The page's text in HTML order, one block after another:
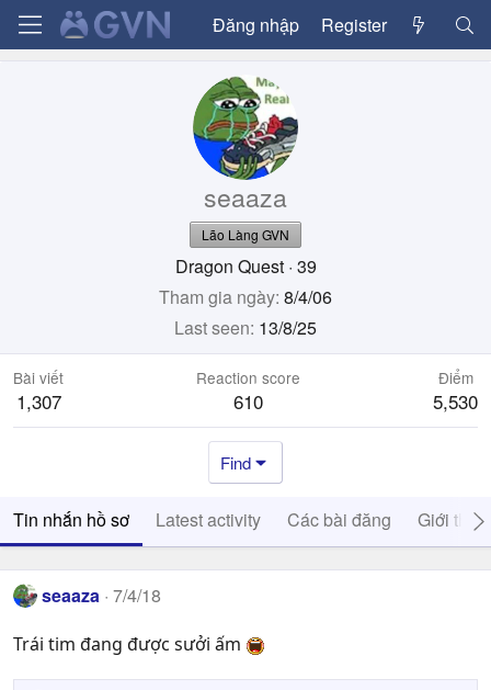
Đăng nhập Register
seaaza
Lão Làng GVN
Dragon Quest · 39
Tham gia ngày 8/4/06
Last seen 13/8/25
Bài viết
1,307
Reaction score
610
Điểm
5,530
Find
Tin nhắn hồ sơ Latest activity Các bài đăng Giới thiệu
seaaza 7/4/18
Trái tim đang được sưởi ấm